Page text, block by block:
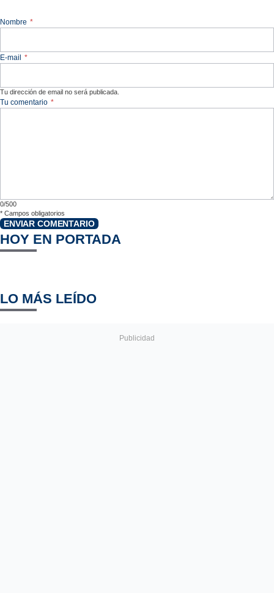
Nombre *
E-mail *
Tu dirección de email no será publicada.
Tu comentario *
0/500
* Campos obligatorios
ENVIAR COMENTARIO
HOY EN PORTADA
LO MÁS LEÍDO